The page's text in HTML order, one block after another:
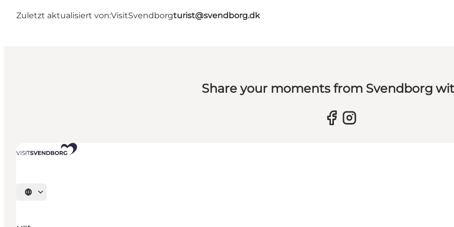
Zuletzt aktualisiert von:VisitSvendborgturist@svendborg.dk
Share your moments from Svendborg
Sprache auswählen